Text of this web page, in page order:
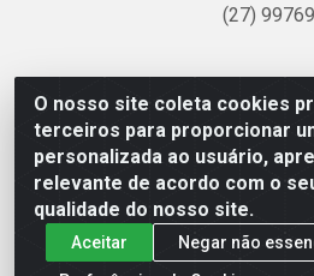
O nosso site coleta cookies
terceiros para proporcionar
personalizada ao usuário,
relevante de acordo com o
qualidade do nosso site.
Aceitar
Negar não
(27)
Linhavix Distribuidora LTDA -
Quadra314 Lote 05 e 07 -
29.901-605 - CNPJ